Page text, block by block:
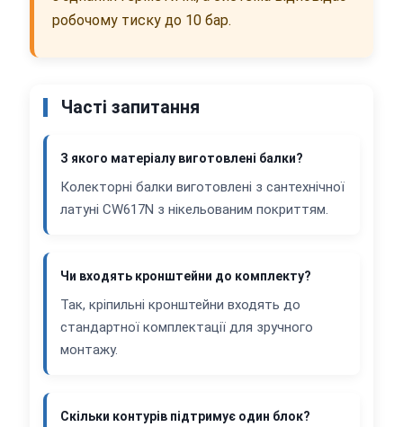
робочому тиску до 10 бар.
Часті запитання
З якого матеріалу виготовлені балки?
Колекторні балки виготовлені з сантехнічної
латуні CW617N з нікельованим покриттям.
Чи входять кронштейни до комплекту?
Так, кріпильні кронштейни входять до
стандартної комплектації для зручного
монтажу.
Скільки контурів підтримує один блок?